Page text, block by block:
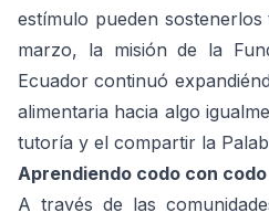
estímulo pueden sostenerlos
marzo, la misión de la
Ecuador continuó
alimentaria hacia algo
tutoría y el compartir la
Aprendiendo codo con codo
A través de las